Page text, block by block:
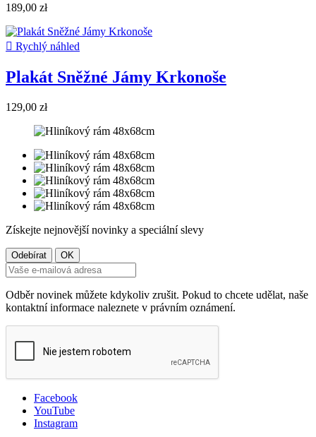
189,00 zł
 Rychlý náhled
Plakát Sněžné Jámy Krkonoše
129,00 zł
Získejte nejnovější novinky a speciální slevy
Odběr novinek můžete kdykoliv zrušit. Pokud to chcete udělat, naše
kontaktní informace naleznete v právním oznámení.
Facebook
YouTube
Instagram